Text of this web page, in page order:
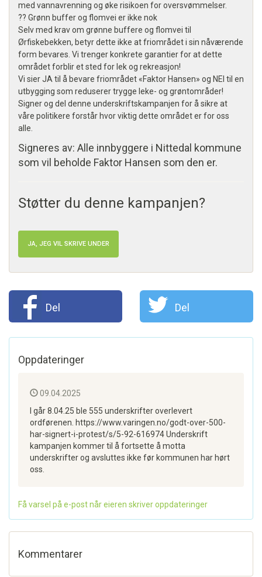
med vannavrenning og øke risikoen for oversvømmelser.
?? Grønn buffer og flomvei er ikke nok
Selv med krav om grønne buffere og flomvei til
Ørfiskebekken, betyr dette ikke at friområdet i sin nåværende
form bevares. Vi trenger konkrete garantier for at dette
området forblir et sted for lek og rekreasjon!
Vi sier JA til å bevare friområdet «Faktor Hansen» og NEI til en
utbygging som reduserer trygge leke- og grøntområder!
Signer og del denne underskriftskampanjen for å sikre at
våre politikere forstår hvor viktig dette området er for oss
alle.
Signeres av: Alle innbyggere i Nittedal kommune
som vil beholde Faktor Hansen som den er.
Støtter du denne kampanjen?
JA, JEG VIL SKRIVE UNDER
Del Del
Oppdateringer
09.04.2025
I går 8.04.25 ble 555 underskrifter overlevert
ordførenen. https://www.varingen.no/godt-over-500-
har-signert-i-protest/s/5-92-616974 Underskrift
kampanjen kommer til å fortsette å motta
underskrifter og avsluttes ikke før kommunen har hørt
oss.
Få varsel på e-post når eieren skriver oppdateringer
Kommentarer